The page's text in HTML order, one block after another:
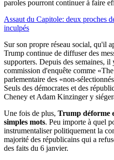
paroles pourront continuer à faire
Assaut du Capitole: deux proches
inculpés
Sur son propre réseau social, qu'il
Trump continue de diffuser des
supporters. Depuis des semaines, il
commission d'enquête comme
parlementaire des «non-
Seuls des démocrates et des
Cheney et Adam Kinzinger y
Une fois de plus, Trump déforme
simples mots. Peu importe à quel
instrumentaliser politiquement la
majorité des républicains qui a
des faits du 6 janvier.